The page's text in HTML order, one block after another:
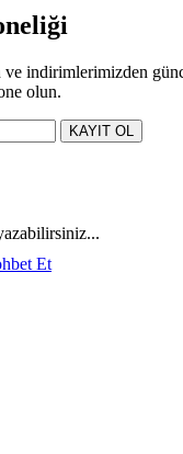
ve indirimlerimizden
olun.
KAYIT OL
Et